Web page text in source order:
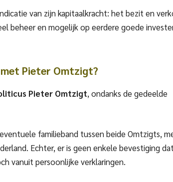
van zijn kapitaalkracht: het bezit en
beheer en mogelijk op eerdere goede
Pieter Omtzigt?
Pieter Omtzigt, ondanks de gedeelde
familieband tussen beide Omtzigts,
Echter, er is geen enkele bevestiging
vanuit persoonlijke verklaringen.